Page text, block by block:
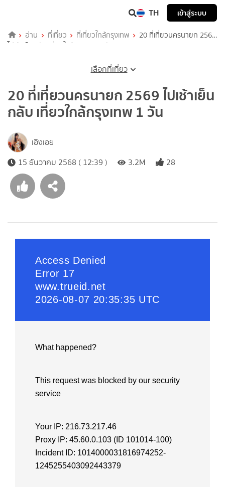
TH เข้าสู่ระบบ
อ่าน ที่เที่ยว ที่เที่ยวใกล้กรุงเทพ
20 ที่เที่ยวนครนายก 2569
ไปเช้าเย็นกลับ เที่ยวใกล้กรุงเทพ 1 วัน
เลือกที่เที่ยว
20 ที่เที่ยวนครนายก 2569 ไปเช้าเย็น
กลับ เที่ยวใกล้กรุงเทพ 1 วัน
เอิงเอย
15 ธันวาคม 2568 ( 12:39 )
3.2M 28